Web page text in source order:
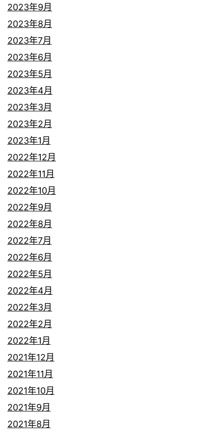
2023年9月
2023年8月
2023年7月
2023年6月
2023年5月
2023年4月
2023年3月
2023年2月
2023年1月
2022年12月
2022年11月
2022年10月
2022年9月
2022年8月
2022年7月
2022年6月
2022年5月
2022年4月
2022年3月
2022年2月
2022年1月
2021年12月
2021年11月
2021年10月
2021年9月
2021年8月